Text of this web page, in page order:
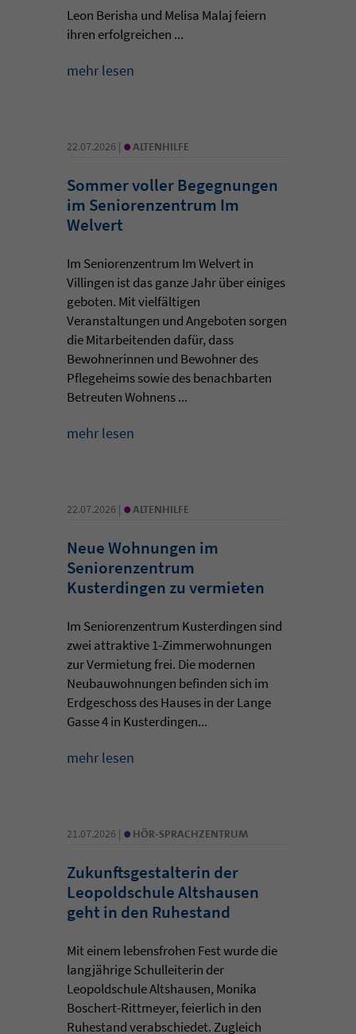
Leon Berisha und Melisa Malaj feiern
ihren erfolgreichen ...
mehr lesen
22.07.2026 | • ALTENHILFE
Sommer voller Begegnungen
im Seniorenzentrum Im
Welvert
Im Seniorenzentrum Im Welvert in
Villingen ist das ganze Jahr über einiges
geboten. Mit vielfältigen
Veranstaltungen und Angeboten sorgen
die Mitarbeitenden dafür, dass
Bewohnerinnen und Bewohner des
Pflegeheims sowie des benachbarten
Betreuten Wohnens ...
mehr lesen
22.07.2026 | • ALTENHILFE
Neue Wohnungen im
Seniorenzentrum
Kusterdingen zu vermieten
Im Seniorenzentrum Kusterdingen sind
zwei attraktive 1-Zimmerwohnungen
zur Vermietung frei. Die modernen
Neubauwohnungen befinden sich im
Erdgeschoss des Hauses in der Lange
Gasse 4 in Kusterdingen...
mehr lesen
21.07.2026 | • HÖR-SPRACHZENTRUM
Zukunftsgestalterin der
Leopoldschule Altshausen
geht in den Ruhestand
Mit einem lebensfrohen Fest wurde die
langjährige Schulleiterin der
Leopoldschule Altshausen, Monika
Boschert-Rittmeyer, feierlich in den
Ruhestand verabschiedet. Zugleich